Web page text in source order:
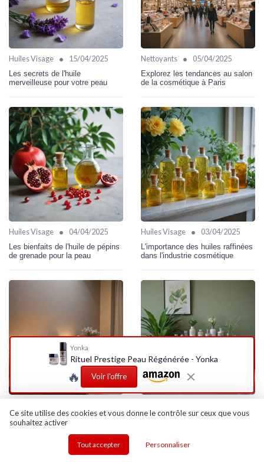
Huiles Visage • 15/04/2025
Les secrets de l'huile
merveilleuse pour votre peau
Nettoyants • 05/04/2025
Explorez les tendances au salon
de la cosmétique à Paris
Huiles Visage • 04/04/2025
Les bienfaits de l'huile de pépins
de grenade pour la peau
Huiles Visage • 03/04/2025
L'importance des huiles raffinées
dans l'industrie cosmétique
Les meilleurs soins du visage à
Comprendre le coût des soins du
Yonka
Rituel Prestige Peau Régénérée - Yonka
🔥 Voir l'offre
Ce site utilise des cookies et vous donne le contrôle sur ceux que vous
souhaitez activer
Tout accepter Personnaliser